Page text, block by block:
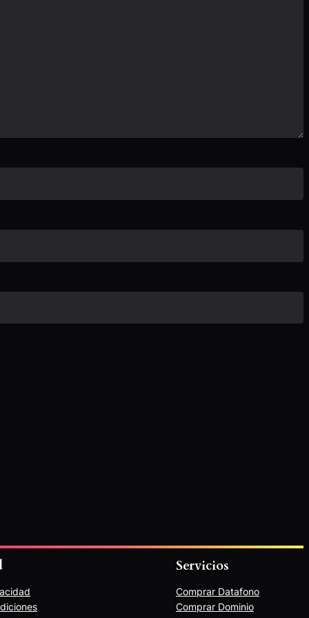
Servicios
Comprar Datafono
Comprar Dominio